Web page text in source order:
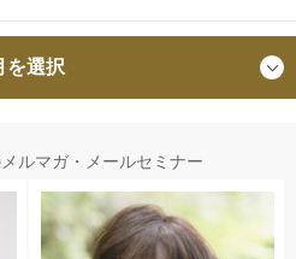
を選択
ルマガ・メールセミナー